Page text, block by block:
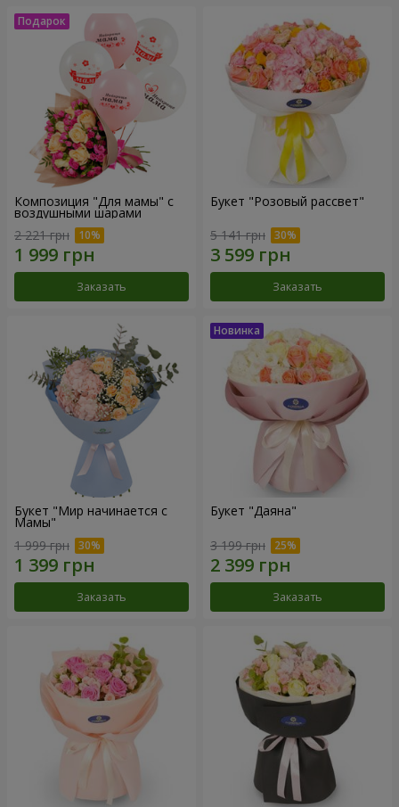
Композиция "Для мамы" с
воздушными шарами
2 221 грн
Заказать
Букет "Розовый рассвет"
5 141 грн
Заказать
Букет "Мир начинается с
Мамы"
1 999 грн
Заказать
Букет "Даяна"
3 199 грн
Заказать